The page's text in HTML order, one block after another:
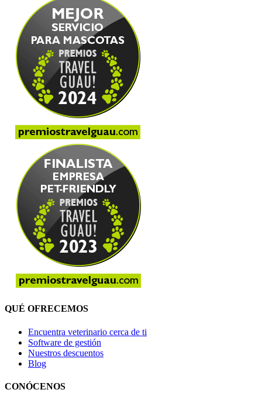
QUÉ OFRECEMOS
Encuentra veterinario cerca de ti
Software de gestión
Nuestros descuentos
Blog
CONÓCENOS